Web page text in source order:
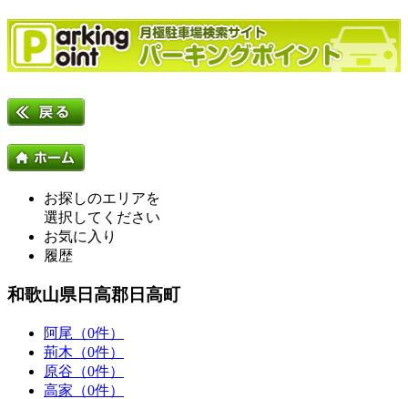
お探しのエリアを
選択してください
お気に入り
履歴
和歌山県日高郡日高町
阿尾（0件）
荊木（0件）
原谷（0件）
高家（0件）